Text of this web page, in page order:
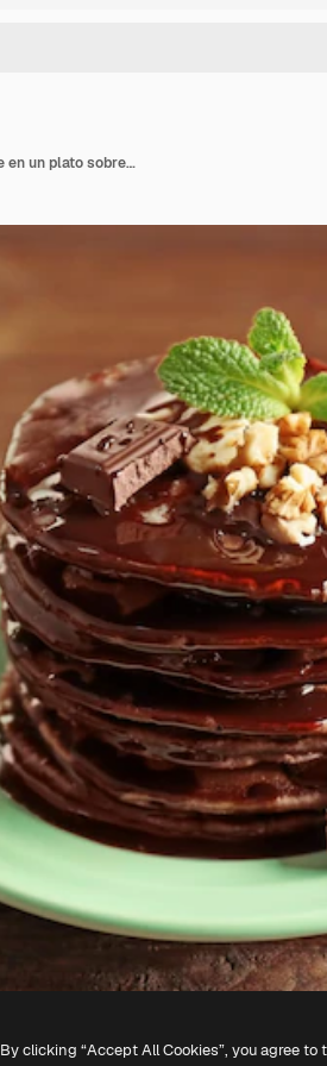
Deliciosos panqueques con nuez de chocolate y salsa dulce en un plato sobre fondo de madera
By clicking “Accept All Cookies”, you agree